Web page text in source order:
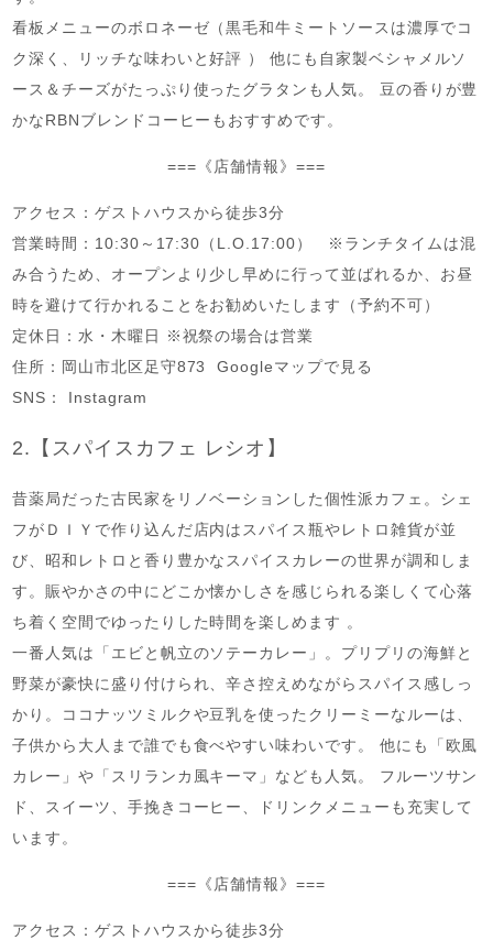
看板メニューのボロネーゼ（黒毛和牛ミートソースは濃厚でコ
ク深く、リッチな味わいと好評 ） 他にも自家製ベシャメルソ
ース＆チーズがたっぷり使ったグラタンも人気。 豆の香りが豊
かなRBNブレンドコーヒーもおすすめです。
===《店舗情報》===
アクセス：ゲストハウスから徒歩3分
営業時間：10:30～17:30（L.O.17:00） ※ランチタイムは混
み合うため、オープンより少し早めに行って並ばれるか、お昼
時を避けて行かれることをお勧めいたします（予約不可）
定休日：水・木曜日 ※祝祭の場合は営業
住所：岡山市北区足守873 Googleマップで見る
SNS： Instagram
2.【スパイスカフェ レシオ】
昔薬局だった古民家をリノベーションした個性派カフェ。シェ
フがＤＩＹで作り込んだ店内はスパイス瓶やレトロ雑貨が並
び、昭和レトロと香り豊かなスパイスカレーの世界が調和しま
す。賑やかさの中にどこか懐かしさを感じられる楽しくて心落
ち着く空間でゆったりした時間を楽しめます 。
一番人気は「エビと帆立のソテーカレー」。プリプリの海鮮と
野菜が豪快に盛り付けられ、辛さ控えめながらスパイス感しっ
かり。ココナッツミルクや豆乳を使ったクリーミーなルーは、
子供から大人まで誰でも食べやすい味わいです。 他にも「欧風
カレー」や「スリランカ風キーマ」なども人気。 フルーツサン
ド、スイーツ、手挽きコーヒー、ドリンクメニューも充実して
います。
===《店舗情報》===
アクセス：ゲストハウスから徒歩3分